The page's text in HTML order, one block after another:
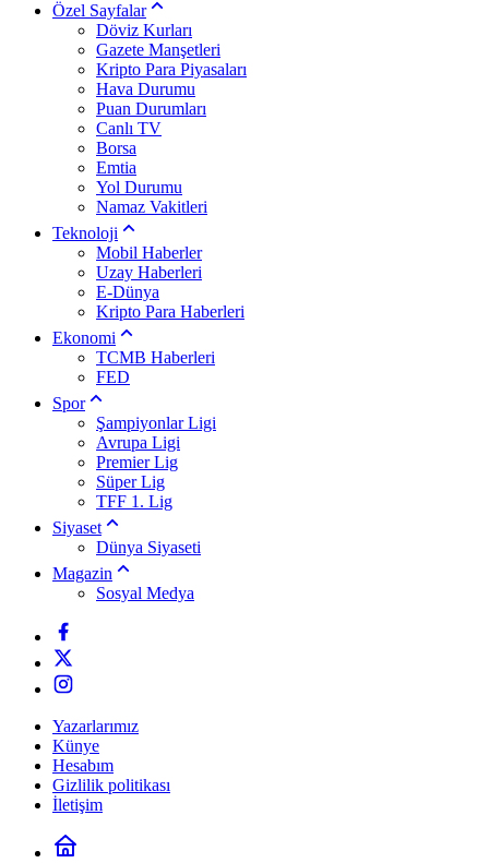
Özel Sayfalar
Döviz Kurları
Gazete Manşetleri
Kripto Para Piyasaları
Hava Durumu
Puan Durumları
Canlı TV
Borsa
Emtia
Yol Durumu
Namaz Vakitleri
Teknoloji
Mobil Haberler
Uzay Haberleri
E-Dünya
Kripto Para Haberleri
Ekonomi
TCMB Haberleri
FED
Spor
Şampiyonlar Ligi
Avrupa Ligi
Premier Lig
Süper Lig
TFF 1. Lig
Siyaset
Dünya Siyaseti
Magazin
Sosyal Medya
Yazarlarımız
Künye
Hesabım
Gizlilik politikası
İletişim